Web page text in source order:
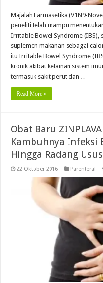
Majalah Farmasetika (V1N9-
peneliti telah mampu
Irritable Bowel Syndrome (IBS),
suplemen makanan sebagai
itu Irritable Bowel Syndrome
kronik akibat kelainan sistem
termasuk sakit perut dan …
Read More »
Obat Baru
Kambuhnya Infeksi
Hingga Radang Usus
22 Oktober 2016 Parenteral